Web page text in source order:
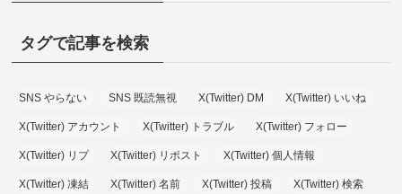
タグで記事を検索
SNS やらない SNS 既読無視 X(Twitter) DM X(Twitter) いいね
X(Twitter) アカウント X(Twitter) トラブル X(Twitter) フォロー
X(Twitter) リプ X(Twitter) リポスト X(Twitter) 個人情報
X(Twitter) 凍結 X(Twitter) 名前 X(Twitter) 投稿 X(Twitter) 検索